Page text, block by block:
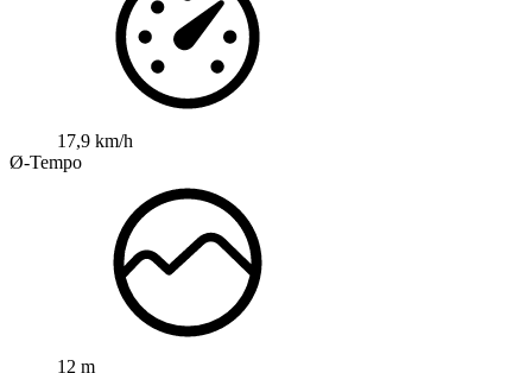
17,9 km/h
Ø-Tempo
12 m